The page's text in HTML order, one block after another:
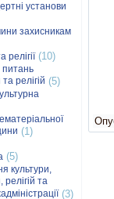
установи
захисникам
релігії(10)
питань
релігій (5)
(1)
(5)
культури,
та
(3)